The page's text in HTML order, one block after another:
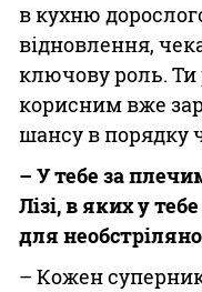
в кухню
відновлення,
ключову роль.
корисним вже
шансу в порядку
– У тебе за
Лізі, в яких у
для
– Кожен